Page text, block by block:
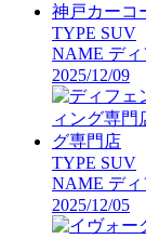
TYPE SUV
NAME デ
2025/12/09
TYPE SUV
NAME デ
2025/12/05